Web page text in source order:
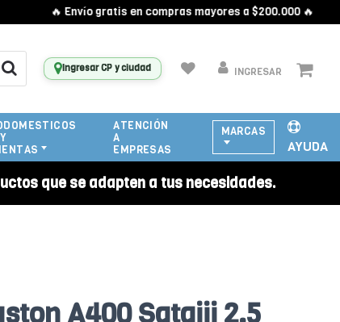
🔥 Envío gratis en compras mayores a $200.000 🔥
Ingresar CP y ciudad INGRESAR
ATENCIÓN
A
EMPRESAS
MARCAS
AYUDA
que se adapten a tus necesidades.
A400 Sataiii 2.5